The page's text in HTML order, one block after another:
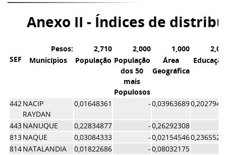
Anexo II - Índices de
SEF
Pesos: 2,710 2,000 1,000
Municípios
População População
dos 50
mais
Populosos
Área
Geográfica
Educação
442NACIP
RAYDAN
0,01648361 -0,03963689
443NANUQUE 0,22834877 -0,26292308
813NAQUE 0,03084333 -0,02154546
814NATALANDIA 0,01822686 -0,08032175